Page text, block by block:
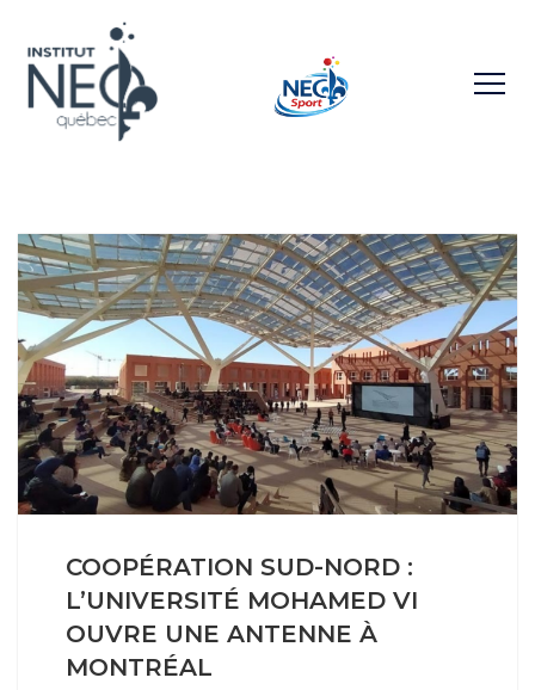
COOPÉRATION SUD-NORD :
L’UNIVERSITÉ MOHAMED VI
OUVRE UNE ANTENNE À
MONTRÉAL